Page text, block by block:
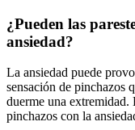
¿Pueden las
ansiedad?
La ansiedad puede
sensación de pinchazos
duerme una extremidad.
pinchazos con la